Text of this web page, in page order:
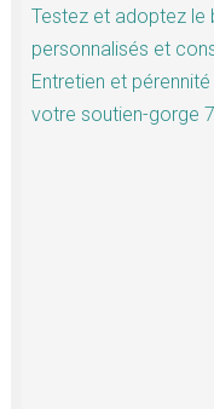
Testez et adoptez le
personnalisés et
Entretien et
votre soutien-gorge